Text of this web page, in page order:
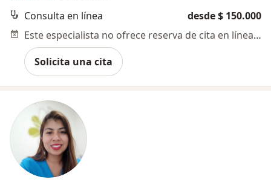
Consulta en línea
desde $ 150.000
Este especialista no ofrece reserva de cita en línea en esta dirección.
Solicita una cita